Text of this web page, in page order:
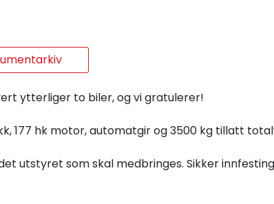
ytterliger to biler, og vi gratulerer!
177 hk motor, automatgir og 3500 kg tillatt
utstyret som skal medbringes. Sikker